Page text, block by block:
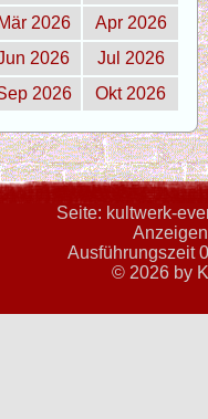
Mär 2026
Apr 2026
2026
Jul 2026
2026 Okt 2026
Seite: kultwerk-
Ausführungszeit
© 2026 by